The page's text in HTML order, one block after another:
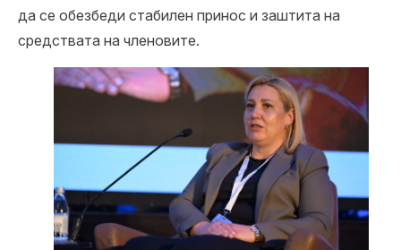
да се обезбеди стабилен принос и заштита на
средствата на членовите.